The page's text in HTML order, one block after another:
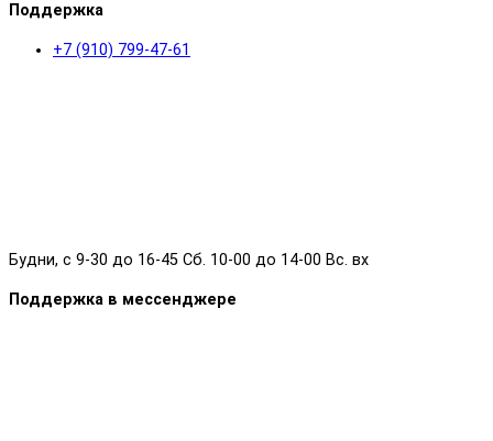
Поддержка
+7 (910) 799-47-61
Будни, с 9-30 до 16-45 Сб. 10-00 до 14-00 Вс. вх
Поддержка в мессенджере